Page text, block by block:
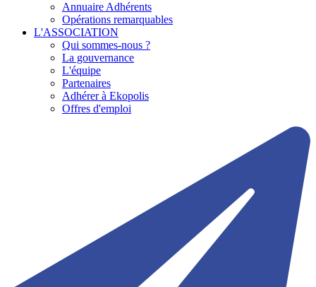
Annuaire Adhérents
Opérations remarquables
L'ASSOCIATION
Qui sommes-nous ?
La gouvernance
L'équipe
Partenaires
Adhérer à Ekopolis
Offres d'emploi